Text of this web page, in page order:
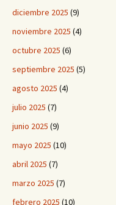
diciembre 2025 (9)
noviembre 2025 (4)
octubre 2025 (6)
septiembre 2025 (5)
agosto 2025 (4)
julio 2025 (7)
junio 2025 (9)
mayo 2025 (10)
abril 2025 (7)
marzo 2025 (7)
febrero 2025 (10)